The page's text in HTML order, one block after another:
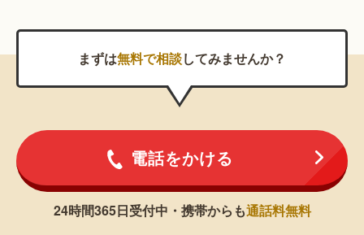
まずは無料で相談してみませんか？
電話をかける
24時間365日受付中・携帯からも通話料無料